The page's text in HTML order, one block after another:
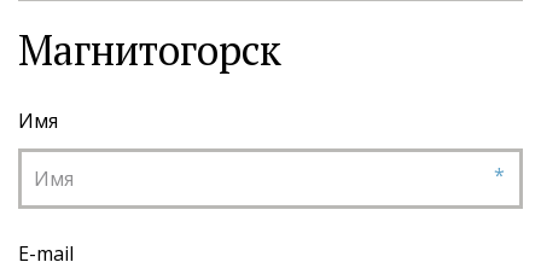
Магнитогорск
Имя
*
E-mail